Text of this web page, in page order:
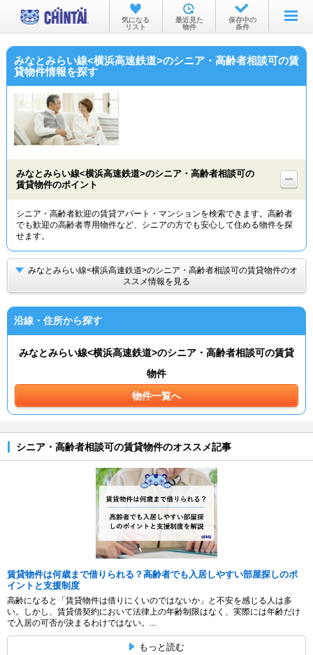
お部屋を探す
沿線・駅から
不動産会社から
気になる
リスト
最近見た
物件
保存中の
条件
みなとみらい線<横浜高速鉄道>のシニア・高齢者相談可の賃
貸物件情報を探す
みなとみらい線<横浜高速鉄道>のシニア・高齢者相談可の
賃貸物件のポイント
シニア・高齢者歓迎の賃貸アパート・マンションを検索できます。高齢者
でも歓迎の高齢者専用物件など、シニアの方でも安心して住める物件を探
せます。
みなとみらい線<横浜高速鉄道>のシニア・高齢者相談可の賃貸物件のオ
ススメ情報を見る
沿線・住所から探す
みなとみらい線<横浜高速鉄道>のシニア・高齢者相談可の賃貸
物件
物件一覧へ
シニア・高齢者相談可の賃貸物件のオススメ記事
賃貸物件は何歳まで借りられる？高齢者でも入居しやすい部屋探しのポ
イントと支援制度
高齢になると「賃貸物件は借りにくいのではないか」と不安を感じる人は多
い。しかし、賃貸借契約において法律上の年齢制限はなく、実際には年齢だけ
で入居の可否が決まるわけではない。...
もっと読む